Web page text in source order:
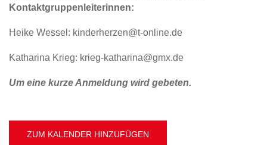
Kontaktgruppenleiterinnen:
Heike Wessel: kinderherzen@t-online.de
Katharina Krieg: krieg-katharina@gmx.de
Um eine kurze Anmeldung wird gebeten.
ZUM KALENDER HINZUFÜGEN